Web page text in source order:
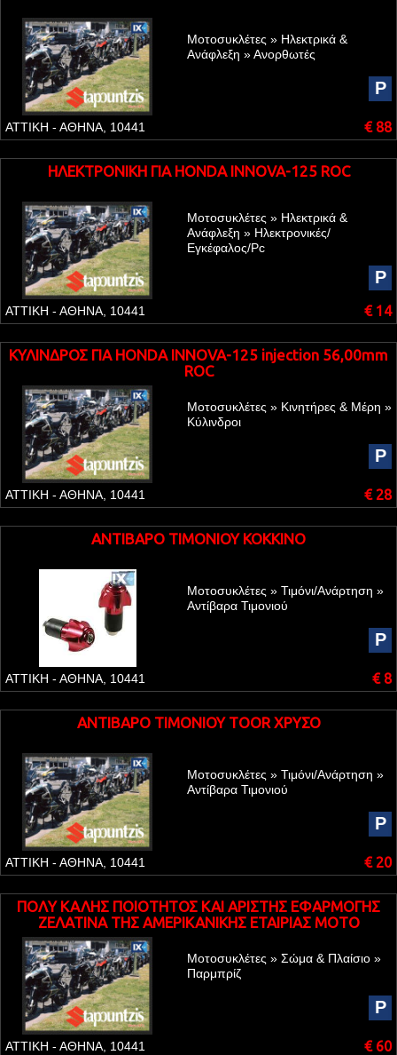
Μοτοσυκλέτες » Ηλεκτρικά &
Ανάφλεξη » Ανορθωτές
P
ΑΤΤΙΚΗ - ΑΘΗΝΑ, 10441 € 88
ΗΛΕΚΤΡΟΝΙΚΗ ΓΙΑ HONDA INNOVA-125 ROC
Μοτοσυκλέτες » Ηλεκτρικά &
Ανάφλεξη » Ηλεκτρονικές/
Εγκέφαλος/Pc
P
ΑΤΤΙΚΗ - ΑΘΗΝΑ, 10441 € 14
ΚΥΛΙΝΔΡΟΣ ΓΙΑ HONDA INNOVA-125 injection 56,00mm
ROC
Μοτοσυκλέτες » Κινητήρες & Μέρη »
Κύλινδροι
P
ΑΤΤΙΚΗ - ΑΘΗΝΑ, 10441 € 28
ΑΝΤΙΒΑΡΟ ΤΙΜΟΝΙΟΥ ΚΟΚΚΙΝΟ
Μοτοσυκλέτες » Τιμόνι/Ανάρτηση »
Αντίβαρα Τιμονιού
P
ΑΤΤΙΚΗ - ΑΘΗΝΑ, 10441 € 8
ΑΝΤΙΒΑΡΟ ΤΙΜΟΝΙΟΥ TOOR ΧΡΥΣΟ
Μοτοσυκλέτες » Τιμόνι/Ανάρτηση »
Αντίβαρα Τιμονιού
P
ΑΤΤΙΚΗ - ΑΘΗΝΑ, 10441 € 20
ΠΟΛΥ ΚΑΛΗΣ ΠΟΙΟΤΗΤΟΣ ΚΑΙ ΑΡΙΣΤΗΣ ΕΦΑΡΜΟΓΗΣ
ΖΕΛΑΤΙΝΑ ΤΗΣ ΑΜΕΡΙΚΑΝΙΚΗΣ ΕΤΑΙΡΙΑΣ MOTO
BRACKETS WINDSCREEN ΓΙΑ SUZUKI HAYABUSA 1340
Μοτοσυκλέτες » Σώμα & Πλαίσιο »
Παρμπρίζ
P
ΑΤΤΙΚΗ - ΑΘΗΝΑ, 10441 € 60